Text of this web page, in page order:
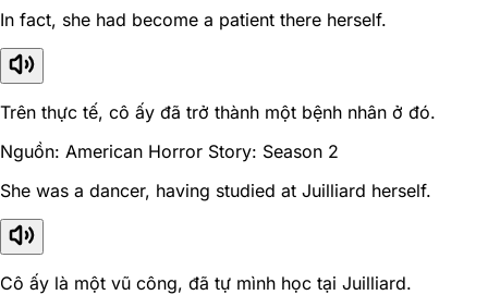
In fact, she had become a patient there herself.
Trên thực tế, cô ấy đã trở thành một bệnh nhân ở đó.
Nguồn: American Horror Story: Season 2
She was a dancer, having studied at Juilliard herself.
Cô ấy là một vũ công, đã tự mình học tại Juilliard.